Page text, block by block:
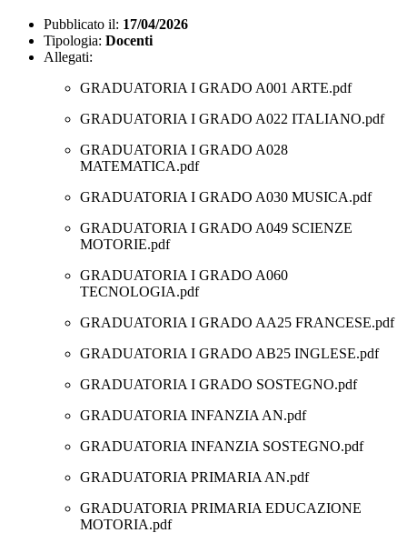
Pubblicato il: 17/04/2026
Tipologia: Docenti
Allegati:
GRADUATORIA I GRADO A001 ARTE.pdf
GRADUATORIA I GRADO A022 ITALIANO.pdf
GRADUATORIA I GRADO A028
MATEMATICA.pdf
GRADUATORIA I GRADO A030 MUSICA.pdf
GRADUATORIA I GRADO A049 SCIENZE
MOTORIE.pdf
GRADUATORIA I GRADO A060
TECNOLOGIA.pdf
GRADUATORIA I GRADO AA25 FRANCESE.pdf
GRADUATORIA I GRADO AB25 INGLESE.pdf
GRADUATORIA I GRADO SOSTEGNO.pdf
GRADUATORIA INFANZIA AN.pdf
GRADUATORIA INFANZIA SOSTEGNO.pdf
GRADUATORIA PRIMARIA AN.pdf
GRADUATORIA PRIMARIA EDUCAZIONE
MOTORIA.pdf